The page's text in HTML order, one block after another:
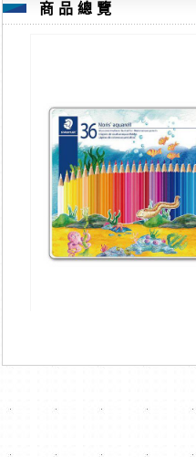
未稅價格”；本公司保有是否接單出
幅甚大，部份上游供應商已採取
稅價格”；本公司保有是否接單出
下單前請先跟客服人員確認最新
稅價格”；本公司保有是否接單出
缺，遂待客服人員跟您確認訂單
未稅價格”；本公司保有是否接單出
商品總覽